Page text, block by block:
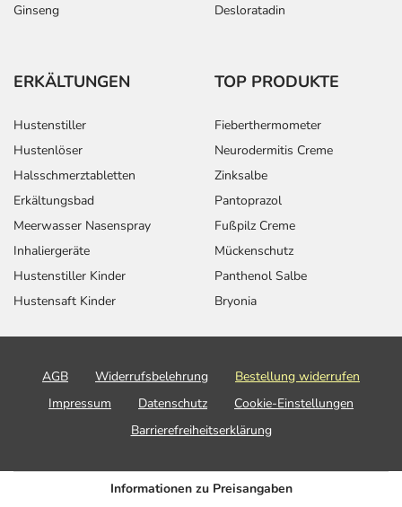
Ginseng
Desloratadin
ERKÄLTUNGEN
Hustenstiller
Hustenlöser
Halsschmerztabletten
Erkältungsbad
Meerwasser Nasenspray
Inhaliergeräte
Hustenstiller Kinder
Hustensaft Kinder
TOP PRODUKTE
Fieberthermometer
Neurodermitis Creme
Zinksalbe
Pantoprazol
Fußpilz Creme
Mückenschutz
Panthenol Salbe
Bryonia
AGB Widerrufsbelehrung
Bestellung widerrufen
Impressum
Datenschutz
Cookie-Einstellungen
Barrierefreiheitserklärung
Informationen zu Preisangaben